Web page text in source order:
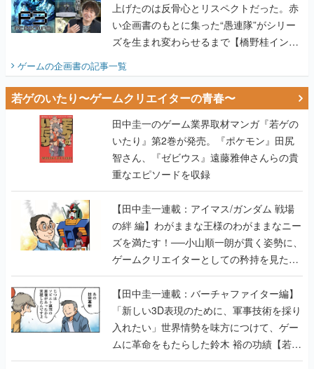
上げたのは反骨心とリスペクトだった。赤
い企画書のもとに集った“愚連隊”がシリー
ズを生まれ変わらせるまで【橋野桂インタ
ビュー】
ゲームの企画書の記事一覧
若ゲのいたり〜ゲームクリエイターの青春〜
田中圭一のゲーム業界取材マンガ『若ゲの
いたり』第2巻が発売。『ポケモン』田尻
智さん、『ゼビウス』遠藤雅伸さんらの貴
重なエピソードを収録
【田中圭一連載：アイマス/ガンダム 戦場
の絆 編】わがままな王様のわがままなニー
ズを満たす！──小山順一朗が貫く姿勢に、
ゲームクリエイターとしての矜持を見た
【若ゲのいたり最終回】
【田中圭一連載：バーチャファイター編】
「新しい3D表現のために、軍事技術を採り
入れたい」世界情勢を味方につけて、ゲー
ムに革命をもたらした鈴木 裕の功績【若ゲ
のいたり】